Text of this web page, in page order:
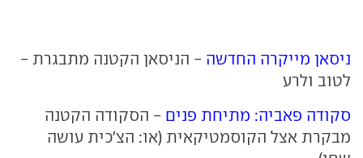
ניסאן מייקרה החדשה - הניסאן הקטנה מתבגרת -
לטוב ולרע
סקודה פאביה: מתיחת פנים - הסקודה הקטנה
מבקרת אצל הקוסמטיקאית (או: הצ'כית עושה